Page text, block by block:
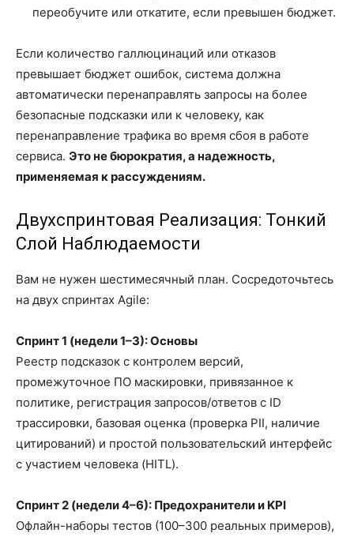
переобучите или откатите, если превышен бюджет.
Если количество галлюцинаций или отказов
превышает бюджет ошибок, система должна
автоматически перенаправлять запросы на более
безопасные подсказки или к человеку, как
перенаправление трафика во время сбоя в работе
сервиса. Это не бюрократия, а надежность,
применяемая к рассуждениям.
Двухспринтовая Реализация: Тонкий
Слой Наблюдаемости
Вам не нужен шестимесячный план. Сосредоточьтесь
на двух спринтах Agile:
Спринт 1 (недели 1–3): Основы
Реестр подсказок с контролем версий,
промежуточное ПО маскировки, привязанное к
политике, регистрация запросов/ответов с ID
трассировки, базовая оценка (проверка PII, наличие
цитирований) и простой пользовательский интерфейс
с участием человека (HITL).
Спринт 2 (недели 4–6): Предохранители и KPI
Офлайн-наборы тестов (100–300 реальных примеров),